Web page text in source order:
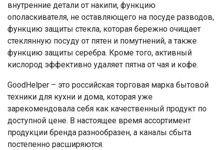
внутренние детали от накипи, функцию
ополаскивателя, не оставляющего на посуде разводов,
функцию защиты стекла, которая бережно очищает
стеклянную посуду от пятен и помутнений, а также
функцию защиты серебра. Кроме того, активный
кислород эффективно удаляет пятна от чая и кофе.
GoodHelper – это российская торговая марка бытовой
техники для кухни и дома, которая уже
зарекомендовала себя как качественный продукт по
доступной цене. В настоящее время ассортимент
продукции бренда разнообразен, а каналы сбыта
постепенно расширяются.